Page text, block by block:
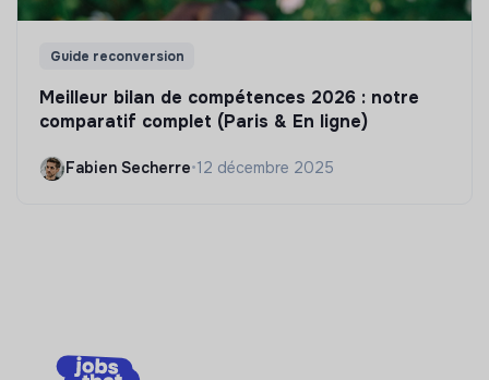
Guide reconversion
Meilleur bilan de compétences 2026 : notre
comparatif complet (Paris & En ligne)
Fabien Secherre•12 décembre 2025